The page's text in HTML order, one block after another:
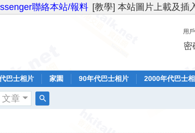
聯絡本站/報料 [教學] 本站圖片上載及插
用
密
巴士相片 家園 90年代巴士相片 2000年代巴士
文章